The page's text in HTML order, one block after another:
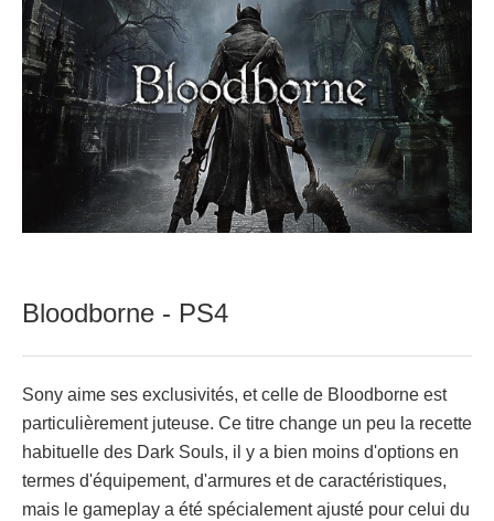
Bloodborne - PS4
Sony aime ses exclusivités, et celle de Bloodborne est
particulièrement juteuse. Ce titre change un peu la recette
habituelle des Dark Souls, il y a bien moins d'options en
termes d'équipement, d'armures et de caractéristiques,
mais le gameplay a été spécialement ajusté pour celui du